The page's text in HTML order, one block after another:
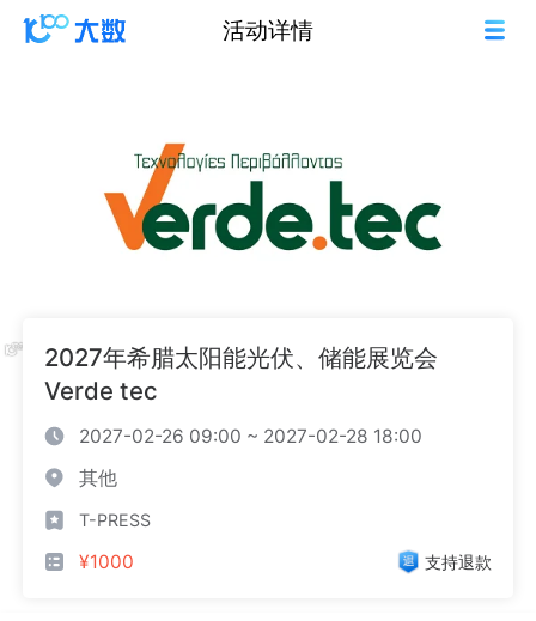
活动详情
2027年希腊太阳能光伏、储能展览会
Verde tec
2027-02-26 09:00 ~ 2027-02-28 18:00
其他
T-PRESS
¥1000 支持退款